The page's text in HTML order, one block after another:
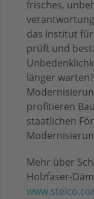
frisches,
das Institut
prüft und
länger
profitieren
staatlichen
Mehr über
Holzfaser-